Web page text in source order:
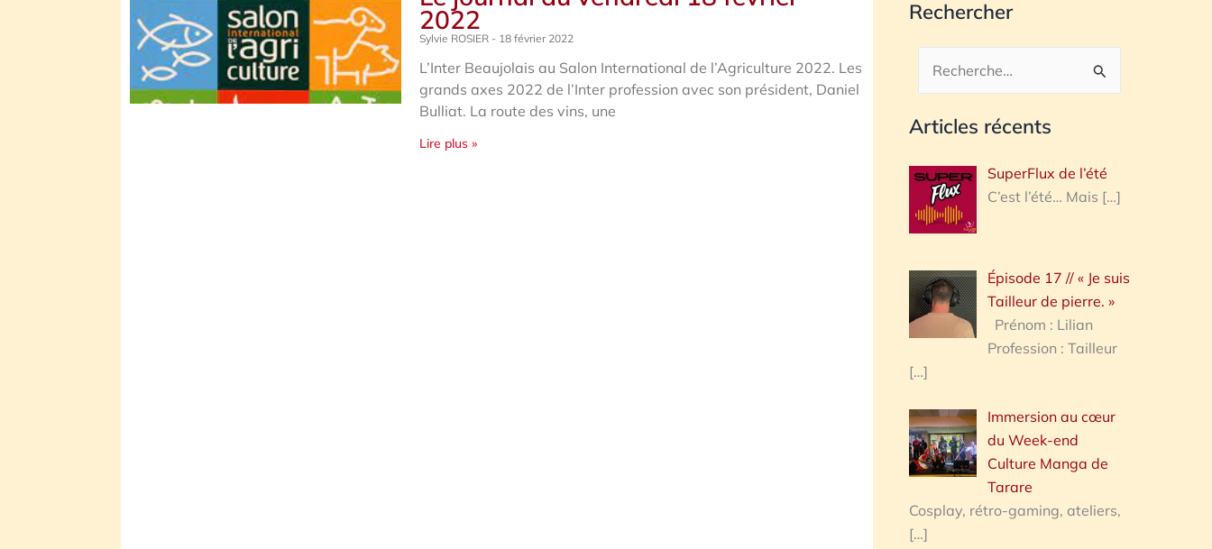
2022
Sylvie ROSIER 18 février 2022
L’Inter Beaujolais au Salon International de l’Agriculture 2022. Les
grands axes 2022 de l’Inter profession avec son président, Daniel
Bulliat. La route des vins, une
Lire plus »
Rechercher
Rechercher :
Articles récents
SuperFlux de l’été
C’est l’été… Mais […]
Épisode 17 // « Je suis
Tailleur de pierre. »
Prénom : Lilian
Profession : Tailleur
[…]
Immersion au cœur
du Week-end
Culture Manga de
Tarare
Cosplay, rétro-gaming, ateliers,
[…]